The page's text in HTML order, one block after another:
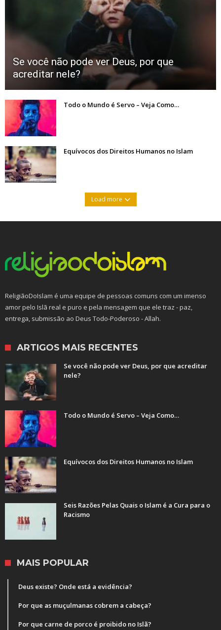
Se você não pode ver Deus, por que
acreditar nele?
Todo o Mundo é Servo – Veja Como…
Equívocos dos Direitos Humanos no Islam
Load more
ReligiãoDoIslam é uma equipe de pessoas comuns com um imenso
amor pelo Islã real e puro e pela mensagem que ele traz - paz,
entrega, submissão ao Deus Todo-Poderoso - Allah.
ARTIGOS MAIS RECENTES
Se você não pode ver Deus, por que acreditar
nele?
Todo o Mundo é Servo – Veja Como…
Equívocos dos Direitos Humanos no Islam
Seis Razões Pelas Quais o Islam é a Cura para o
Racismo
MAIS POPULAR
Deus existe? Onde está a evidência?
Por que as muçulmanas cobrem a cabeça?
Por que carne de porco é proibido no Islã?